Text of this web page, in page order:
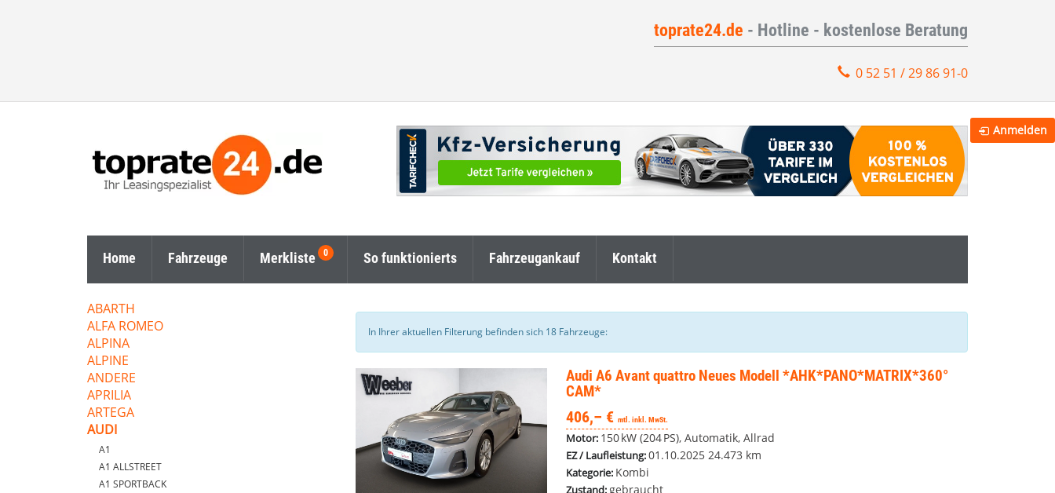
toprate24.de - Hotline - kostenlose Beratung
0 52 51 / 29 86 91-0
Home Fahrzeuge Merkliste So funktionierts Fahrzeugankauf Kontakt
In Ihrer aktuellen Filterung befinden sich 18 Fahrzeuge:
Audi A6 Avantquattro Neues Modell *AHK*PANO*MATRIX*360°
CAM*
406,– € mtl. inkl. MwSt.
Motor: 150 kW (204 PS), Automatik, Allrad
EZ / Laufleistung:01.10.2025 24.473 km
Kategorie: Kombi
Zustand: gebraucht
ABARTH
ALFA ROMEO
ALPINA
ALPINE
ANDERE
APRILIA
ARTEGA
AUDI
A1
A1 ALLSTREET
A1 SPORTBACK
Anmelden